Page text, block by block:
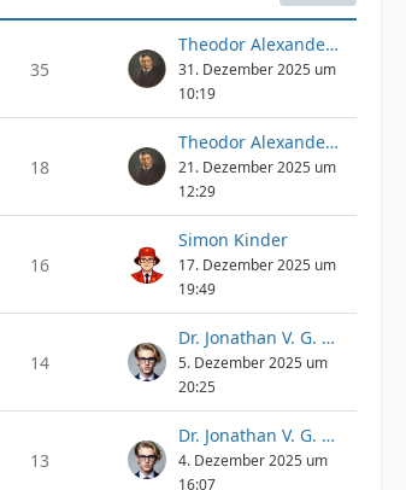
35
Theodor Alexander Epp
31. Dezember 2025 um
10:19
18
Theodor Alexander Epp
21. Dezember 2025 um
12:29
16
Simon Kinder
17. Dezember 2025 um
19:49
14
Dr. Jonathan V. G. Kyaro
5. Dezember 2025 um
20:25
13
Dr. Jonathan V. G. Kyaro
4. Dezember 2025 um
16:07